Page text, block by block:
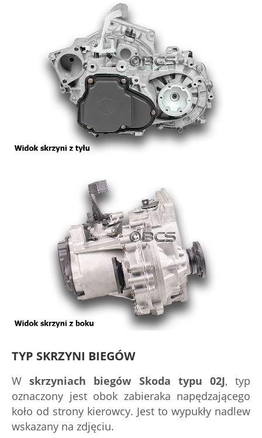
TYP SKRZYNI BIEGÓW
Wskrzyniach biegów Skoda typu 02J, typ
oznaczony jest obok zabieraka napędzającego
koło od strony kierowcy. Jest to wypukły nadlew
wskazany na zdjęciu.